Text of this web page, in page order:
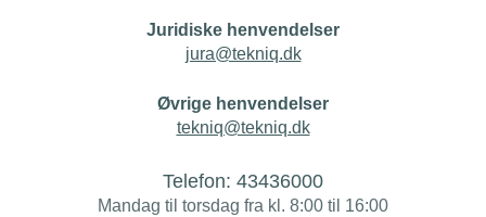
Juridiske henvendelser
jura@tekniq.dk
Øvrige henvendelser
tekniq@tekniq.dk
Telefon: 43436000
Mandag til torsdag fra kl. 8:00 til 16:00